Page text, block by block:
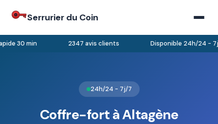
Serrurier du Coin
30 min 2347 avis clients Disponible 24h/24 - 7j/
24h/24 - 7j/7
Coffre-fort à Altagène